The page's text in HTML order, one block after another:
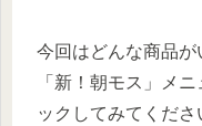
今回はどんな商品
「新！朝モス」メ
ックしてみてくださ